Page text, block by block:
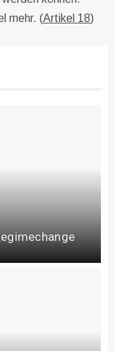
mehr. (Artikel 18)